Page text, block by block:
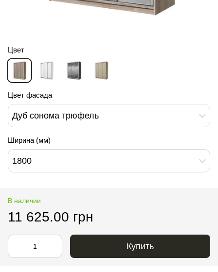
Цвет
Цвет фасада
Дуб сонома трюфель
Ширина (мм)
1800
В наличии
11 625.00 грн
Купить